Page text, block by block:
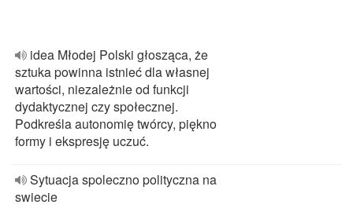
idea Młodej Polski głosząca, że
sztuka powinna istnieć dla własnej
wartości, niezależnie od funkcji
dydaktycznej czy społecznej.
Podkreśla autonomię twórcy, piękno
formy i ekspresję uczuć.
Sytuacja spoleczno polityczna na
swiecie